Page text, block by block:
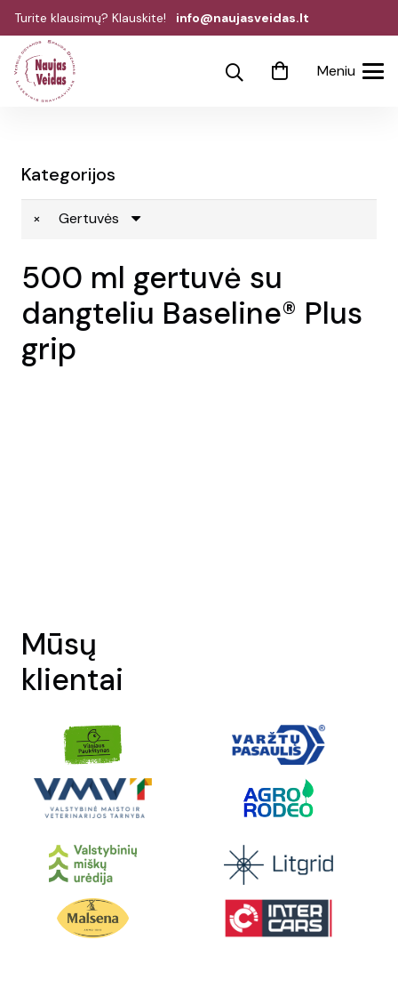
Turite klausimų? Klauskite! info@naujasveidas.lt
Meniu
Kategorijos
× Gertuvės
500 ml gertuvė su
dangteliu Baseline® Plus
grip
Mūsų
klientai